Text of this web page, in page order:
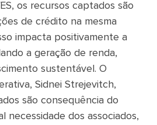
os recursos captados são
de crédito na mesma
impacta positivamente a
a geração de renda,
sustentável. O
Sidnei Strejevitch,
são consequência do
necessidade dos associados,